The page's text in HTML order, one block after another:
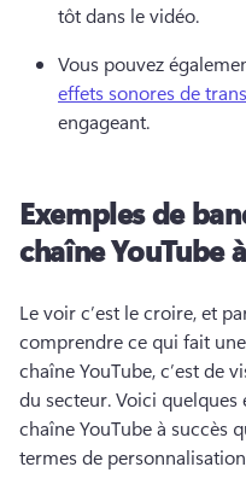
tôt dans le vidéo.
Vous pouvez
effets sonores de
engageant.
Exemples de
chaîne YouTube
Le voir c’est le croire, et
comprendre ce qui fait
chaîne YouTube, c’est de
du secteur. Voici quelques
chaîne YouTube à succès
termes de